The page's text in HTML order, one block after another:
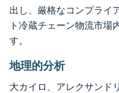
出し、厳格なコンプライ
ト冷蔵チェーン物流市場
す。
地理的分析
大カイロ、アレクサンド